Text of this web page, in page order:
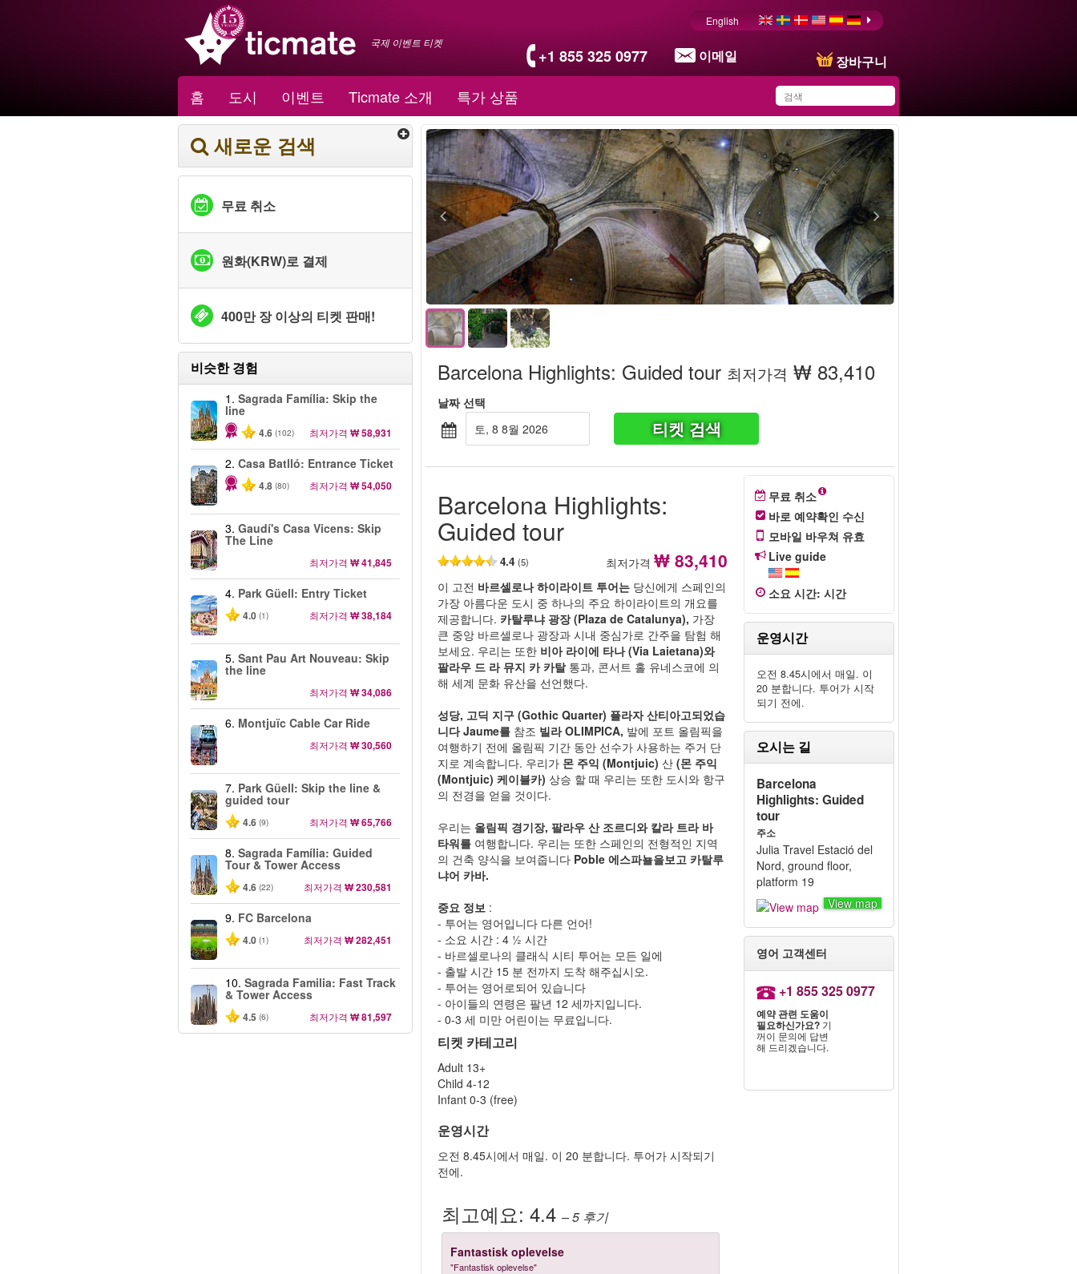
국제 이벤트 티켓
+1 855 325 0977 이메일 장바구니
English
홈 도시 이벤트 Ticmate 소개 특가 상품
You have saved this
product in your list
새로운 검색
무료 취소
원화(KRW)로 결제
400만 장 이상의 티켓 판매!
비슷한 경험
1. Sagrada Família: Skip the
line
4.6 (102) 최저가격 ₩ 58,931
2. Casa Batlló: Entrance Ticket
4.8 (80) 최저가격 ₩ 54,050
3. Gaudí's Casa Vicens: Skip
The Line
최저가격 ₩ 41,845
4. Park Güell: Entry Ticket
4.0 (1) 최저가격 ₩ 38,184
5. Sant Pau Art Nouveau: Skip
the line
최저가격 ₩ 34,086
6. Montjuïc Cable Car Ride
최저가격 ₩ 30,560
7. Park Güell: Skip the line &
guided tour
4.6 (9) 최저가격 ₩ 65,766
8. Sagrada Família: Guided
Tour & Tower Access
4.6 (22) 최저가격 ₩ 230,581
9. FC Barcelona
4.0 (1) 최저가격 ₩ 282,451
10. Sagrada Familia: Fast Track
& Tower Access
4.5 (6) 최저가격 ₩ 81,597
Barcelona Highlights: Guided tour 최저가격 ₩ 83,410
날짜 선택
토, 8 8월 2026
티켓 검색
Barcelona Highlights:
Guided tour
4.4(5) 최저가격 ₩ 83,410
이 고전 바르셀로나 하이라이트 투어는 당신에게 스페인의
가장 아름다운 도시 중 하나의 주요 하이라이트의 개요를
제공합니다. 카탈루냐 광장 (Plaza de Catalunya), 가장
큰 중앙 바르셀로나 광장과 시내 중심가로 간주을 탐험 해
보세요. 우리는 또한 비아 라이에 타나 (Via Laietana)와
팔라우 드 라 뮤지 카 카탈통과, 콘서트 홀 유네스코에 의
해 세계 문화 유산을 선언했다.
성당, 고딕 지구 (Gothic Quarter) 플라자 산티아고되었습
니다 Jaume를 참조 빌라 OLIMPICA, 발에 포트 올림픽을
여행하기 전에 올림픽 기간 동안 선수가 사용하는 주거 단
지로 계속합니다. 우리가 몬 주익 (Montjuic) 산(몬 주익
(Montjuic) 케이블카) 상승 할 때 우리는 또한 도시와 항구
의 전경을 얻을 것이다.
우리는 올림픽 경기장, 팔라우 산 조르디와 칼라 트라 바
타워를 여행합니다. 우리는 또한 스페인의 전형적인 지역
의 건축 양식을 보여줍니다 Poble 에스파뇰을보고 카탈루
냐어 카바.
중요 정보 :
- 투어는 영어입니다 다른 언어!
- 소요 시간 : 4 ½ 시간
- 바르셀로나의 클래식 시티 투어는 모든 일에
- 출발 시간 15 분 전까지 도착 해주십시오.
- 투어는 영어로되어 있습니다
- 아이들의 연령은 팔년 12 세까지입니다.
- 0-3 세 미만 어린이는 무료입니다.
티켓 카테고리
Adult 13+
Child 4-12
Infant 0-3 (free)
운영시간
오전 8.45시에서 매일. 이 20 분합니다. 투어가 시작되기
전에.
최고예요:4.4– 5 후기
Fantastisk oplevelse
"Fantastisk oplevelse"
무료 취소
바로 예약확인 수신
모바일 바우쳐 유효
Live guide
소요 시간: 시간
운영시간
오전 8.45시에서 매일. 이
20 분합니다. 투어가 시작
되기 전에.
오시는 길
Barcelona
Highlights: Guided
tour
주소
Julia Travel Estació del
Nord, ground floor,
platform 19
View map
영어 고객센터
+1 855 325 0977
예약 관련 도움이
필요하신가요?기
꺼이 문의에 답변
해 드리겠습니다.